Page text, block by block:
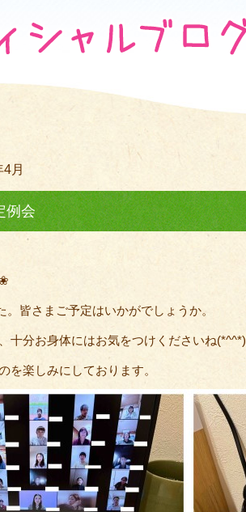
月
例会
皆さまご予定はいかがでしょうか。
十分お身体にはお気をつけくださいね(*^^*)
を楽しみにしております。